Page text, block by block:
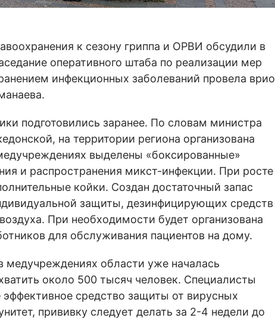
к сезону гриппа и ОРВИ обсудили в
оперативного штаба по реализации мер
инфекционных заболеваний провела врио
подготовились заранее. По словам министра
на территории региона организована
выделены «боксированные»
и распространения микст-инфекции. При росте
койки. Создан достаточный запас
защиты, дезинфицирующих средств
При необходимости будет организована
для обслуживания пациентов на дому.
области уже началась
около 500 тысяч человек. Специалисты
средство защиты от вирусных
прививку следует делать за 2-4 недели до